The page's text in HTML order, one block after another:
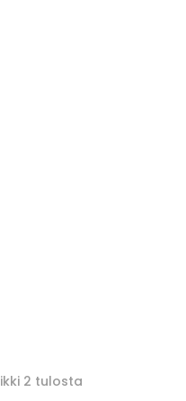
2 tulostaSuosituimmat